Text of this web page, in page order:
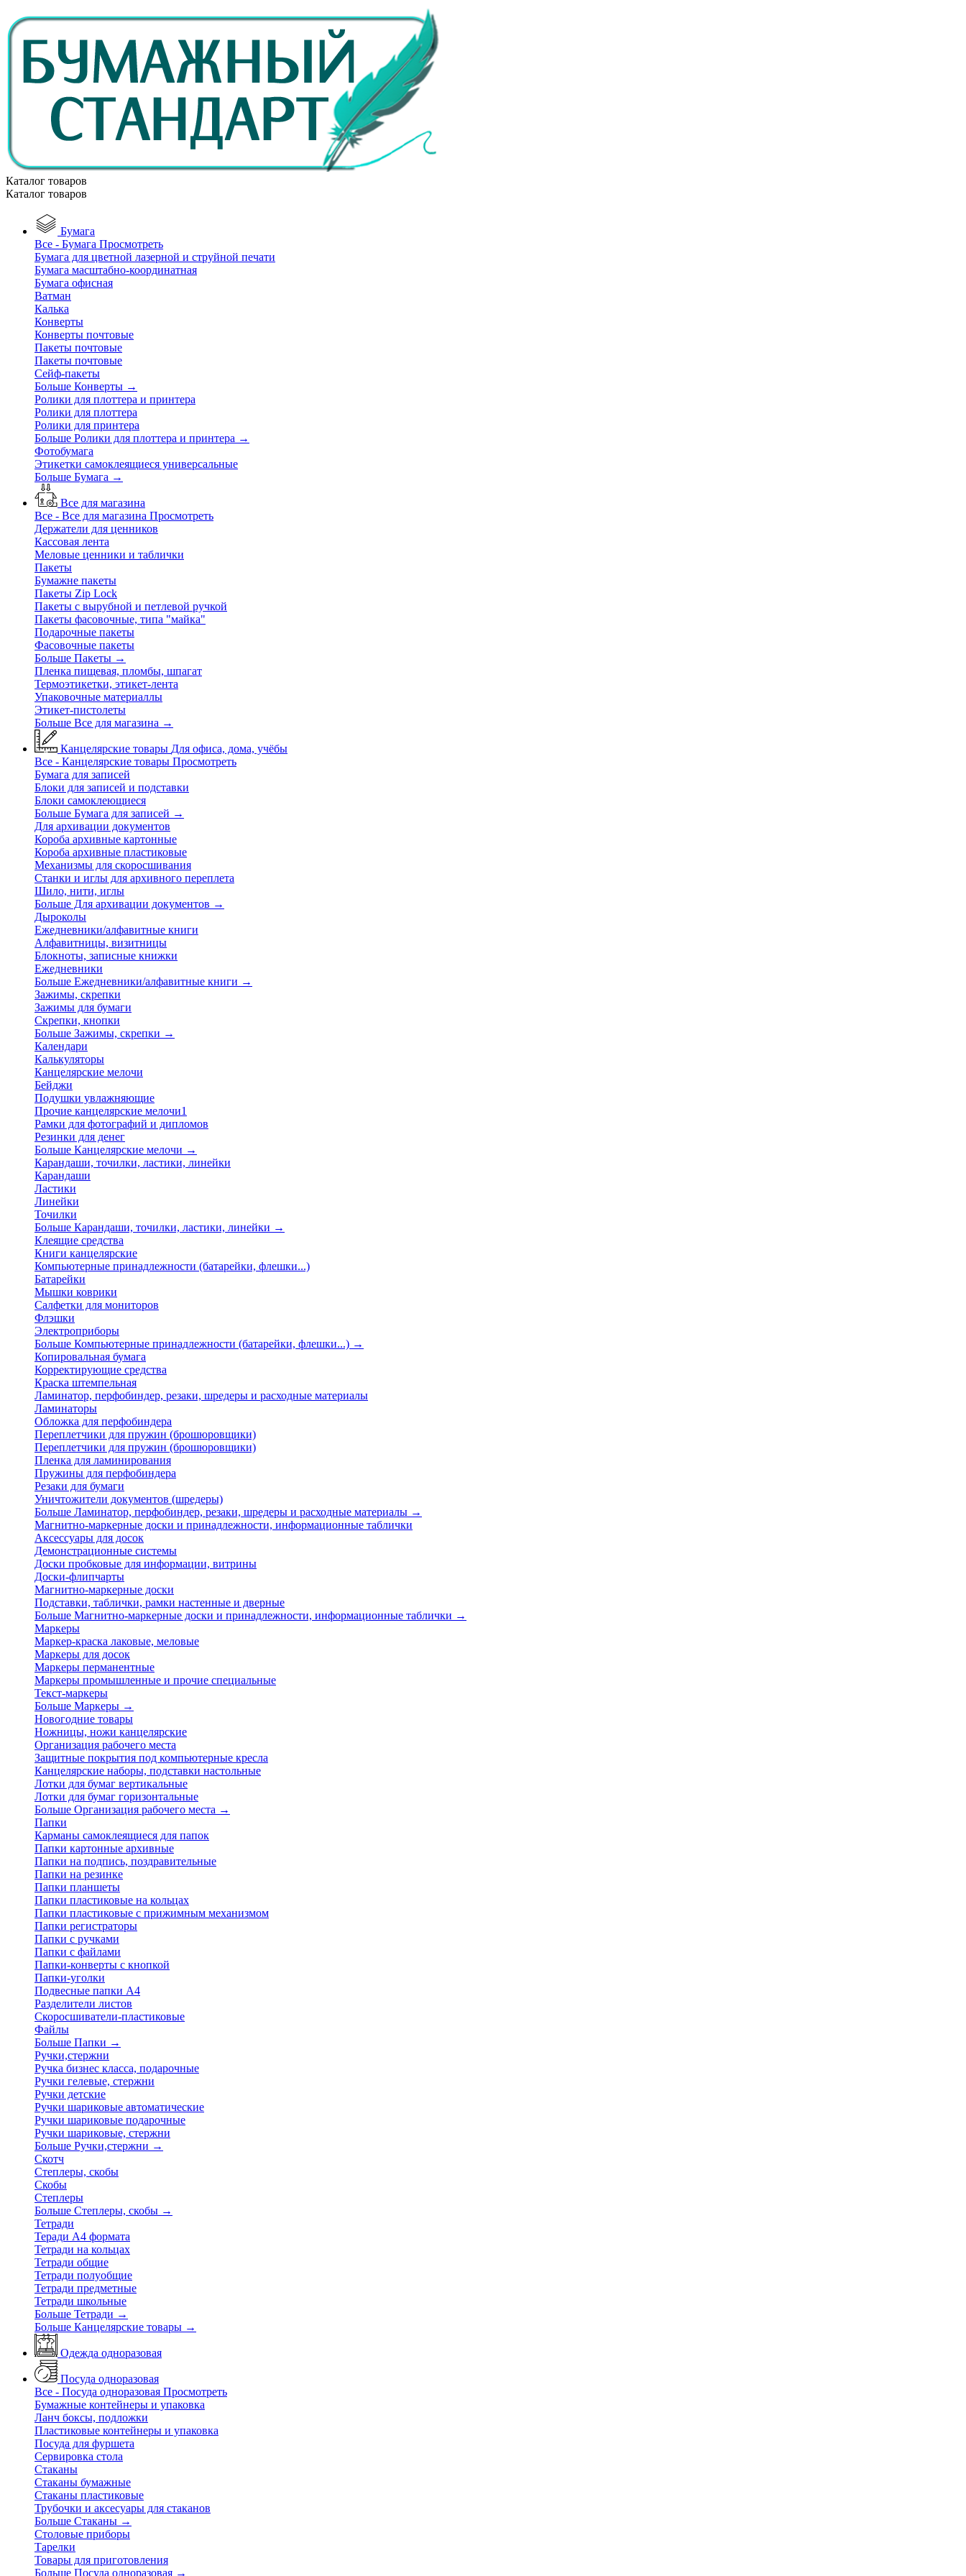
Каталог товаров
Каталог товаров
Бумага
Все - Бумага Просмотреть
Бумага для цветной лазерной и струйной печати
Бумага масштабно-координатная
Бумага офисная
Ватман
Калька
Конверты
Конверты почтовые
Пакеты почтовые
Пакеты почтовые
Сейф-пакеты
Больше Конверты →
Ролики для плоттера и принтера
Ролики для плоттера
Ролики для принтера
Больше Ролики для плоттера и принтера →
Фотобумага
Этикетки самоклеящиеся универсальные
Больше Бумага →
Все для магазина
Все - Все для магазина Просмотреть
Держатели для ценников
Кассовая лента
Меловые ценники и таблички
Пакеты
Бумажне пакеты
Пакеты Zip Lock
Пакеты с вырубной и петлевой ручкой
Пакеты фасовочные, типа "майка"
Подарочные пакеты
Фасовочные пакеты
Больше Пакеты →
Пленка пищевая, пломбы, шпагат
Термоэтикетки, этикет-лента
Упаковочные материаллы
Этикет-пистолеты
Больше Все для магазина →
Канцелярские товары Для офиса, дома, учёбы
Все - Канцелярские товары Просмотреть
Бумага для записей
Блоки для записей и подставки
Блоки самоклеющиеся
Больше Бумага для записей →
Для архивации документов
Короба архивные картонные
Короба архивные пластиковые
Механизмы для скоросшивания
Станки и иглы для архивного переплета
Шило, нити, иглы
Больше Для архивации документов →
Дыроколы
Ежедневники/алфавитные книги
Алфавитницы, визитницы
Блокноты, записные книжки
Ежедневники
Больше Ежедневники/алфавитные книги →
Зажимы, скрепки
Зажимы для бумаги
Скрепки, кнопки
Больше Зажимы, скрепки →
Календари
Калькуляторы
Канцелярские мелочи
Бейджи
Подушки увлажняющие
Прочие канцелярские мелочи1
Рамки для фотографий и дипломов
Резинки для денег
Больше Канцелярские мелочи →
Карандаши, точилки, ластики, линейки
Карандаши
Ластики
Линейки
Точилки
Больше Карандаши, точилки, ластики, линейки →
Клеящие средства
Книги канцелярские
Компьютерные принадлежности (батарейки, флешки...)
Батарейки
Мышки коврики
Салфетки для мониторов
Флэшки
Электроприборы
Больше Компьютерные принадлежности (батарейки, флешки...) →
Копировальная бумага
Корректирующие средства
Краска штемпельная
Ламинатор, перфобиндер, резаки, шредеры и расходные материалы
Ламинаторы
Обложка для перфобиндера
Переплетчики для пружин (брошюровщики)
Переплетчики для пружин (брошюровщики)
Пленка для ламинирования
Пружины для перфобиндера
Резаки для бумаги
Уничтожители документов (шредеры)
Больше Ламинатор, перфобиндер, резаки, шредеры и расходные материалы →
Магнитно-маркерные доски и принадлежности, информационные таблички
Аксессуары для досок
Демонстрационные системы
Доски пробковые для информации, витрины
Доски-флипчарты
Магнитно-маркерные доски
Подставки, таблички, рамки настенные и дверные
Больше Магнитно-маркерные доски и принадлежности, информационные таблички →
Маркеры
Маркер-краска лаковые, меловые
Маркеры для досок
Маркеры перманентные
Маркеры промышленные и прочие специальные
Текст-маркеры
Больше Маркеры →
Новогодние товары
Ножницы, ножи канцелярские
Организация рабочего места
Защитные покрытия под компьютерные кресла
Канцелярские наборы, подставки настольные
Лотки для бумаг вертикальные
Лотки для бумаг горизонтальные
Больше Организация рабочего места →
Папки
Карманы самоклеящиеся для папок
Папки картонные архивные
Папки на подпись, поздравительные
Папки на резинке
Папки планшеты
Папки пластиковые на кольцах
Папки пластиковые с прижимным механизмом
Папки регистраторы
Папки с ручками
Папки с файлами
Папки-конверты с кнопкой
Папки-уголки
Подвесные папки А4
Разделители листов
Скоросшиватели-пластиковые
Файлы
Больше Папки →
Ручки,стержни
Ручка бизнес класса, подарочные
Ручки гелевые, стержни
Ручки детские
Ручки шариковые автоматические
Ручки шариковые подарочные
Ручки шариковые, стержни
Больше Ручки,стержни →
Скотч
Степлеры, скобы
Скобы
Степлеры
Больше Степлеры, скобы →
Тетради
Теради А4 формата
Тетради на кольцах
Тетради общие
Тетради полуобщие
Тетради предметные
Тетради школьные
Больше Тетради →
Больше Канцелярские товары →
Одежда одноразовая
Посуда одноразовая
Все - Посуда одноразовая Просмотреть
Бумажные контейнеры и упаковка
Ланч боксы, подложки
Пластиковые контейнеры и упаковка
Посуда для фуршета
Сервировка стола
Стаканы
Стаканы бумажные
Стаканы пластиковые
Трубочки и аксесуары для стаканов
Больше Стаканы →
Столовые приборы
Тарелки
Товары для приготовления
Больше Посуда одноразовая →